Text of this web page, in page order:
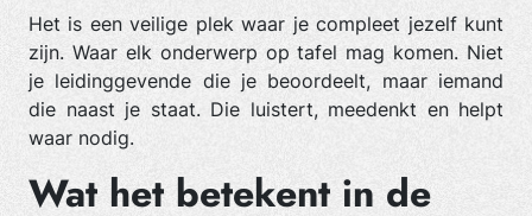
Het is een veilige plek waar je compleet jezelf kunt
zijn. Waar elk onderwerp op tafel mag komen. Niet
je leidinggevende die je beoordeelt, maar iemand
die naast je staat. Die luistert, meedenkt en helpt
waar nodig.
Wat het betekent in de